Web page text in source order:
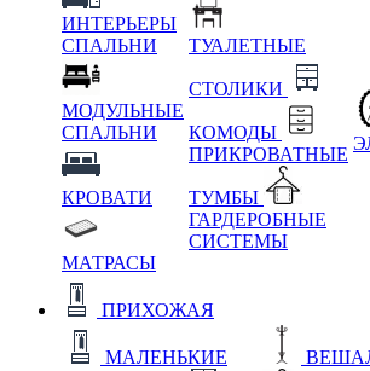
ИНТЕРЬЕРЫ
СПАЛЬНИ
МОДУЛЬНЫЕ
СПАЛЬНИ
КРОВАТИ
МАТРАСЫ
ТУАЛЕТНЫЕ
СТОЛИКИ
КОМОДЫ
ПРИКРОВАТНЫЕ
ТУМБЫ
ГАРДЕРОБНЫЕ
СИСТЕМЫ
ПРИХОЖАЯ
МАЛЕНЬКИЕ